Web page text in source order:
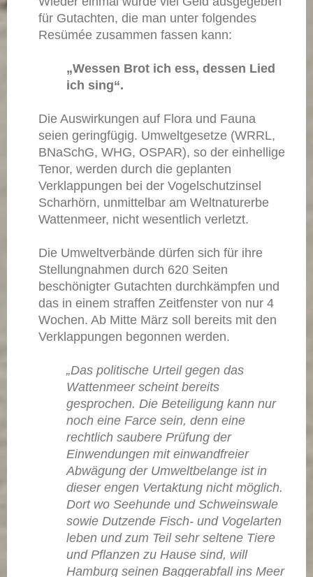
für Gutachten, die man unter folgendes
Resümée zusammen fassen kann:
„Wessen Brot ich ess, dessen Lied
ich sing“.
Die Auswirkungen auf Flora und Fauna
seien geringfügig. Umweltgesetze (WRRL,
BNaSchG, WHG, OSPAR), so der einhellige
Tenor, werden durch die geplanten
Verklappungen bei der Vogelschutzinsel
Scharhörn, unmittelbar am Weltnaturerbe
Wattenmeer, nicht wesentlich verletzt.
Die Umweltverbände dürfen sich für ihre
Stellungnahmen durch 620 Seiten
beschönigter Gutachten durchkämpfen und
das in einem straffen Zeitfenster von nur 4
Wochen. Ab Mitte März soll bereits mit den
Verklappungen begonnen werden.
„Das politische Urteil gegen das
Wattenmeer scheint bereits
gesprochen. Die Beteiligung kann nur
noch eine Farce sein, denn eine
rechtlich saubere Prüfung der
Einwendungen mit einwandfreier
Abwägung der Umweltbelange ist in
dieser engen Vertaktung nicht möglich.
Dort wo Seehunde und Schweinswale
sowie Dutzende Fisch- und Vogelarten
leben und zum Teil sehr seltene Tiere
und Pflanzen zu Hause sind, will
Hamburg seinen Baggerabfall ins Meer